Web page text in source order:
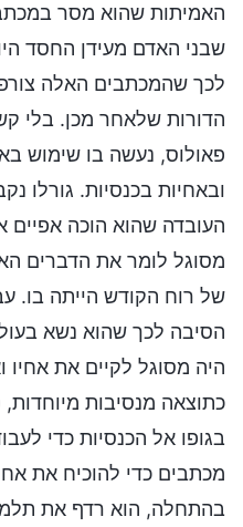
האמיתות שהוא מסר
שבני האדם מעידן החסד
לכך שהמכתבים האלה
הדורות שלאחר מכן. בלי
פאולוס, נעשה בו שימוש
ובאחיות בכנסיות. גורלו
העובדה שהוא הוכה
מסוגל לומר את הדברים
של רוח הקודש הייתה בו.
הסיבה לכך שהוא נשא
היה מסוגל לקיים את אחיו
כתוצאה מנסיבות מיוחדות,
בגופו אל הכנסיות כדי
מכתבים כדי להוכיח את
בהתחלה, הוא רדף את